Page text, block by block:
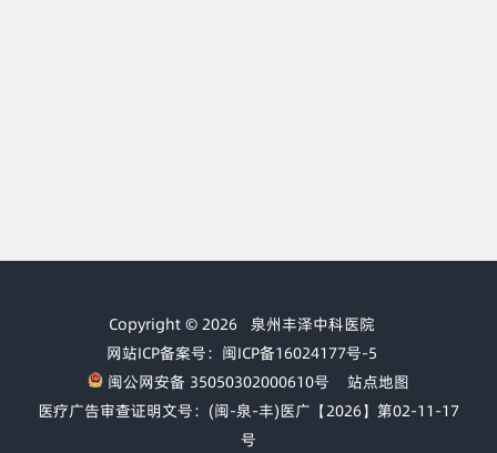
Copyright © 2026 泉州丰泽中科医院
网站ICP备案号：闽ICP备16024177号-5
闽公网安备 35050302000610号
站点地图
医疗广告审查证明文号：(闽-泉-丰)医广【2026】第02-11-17
号